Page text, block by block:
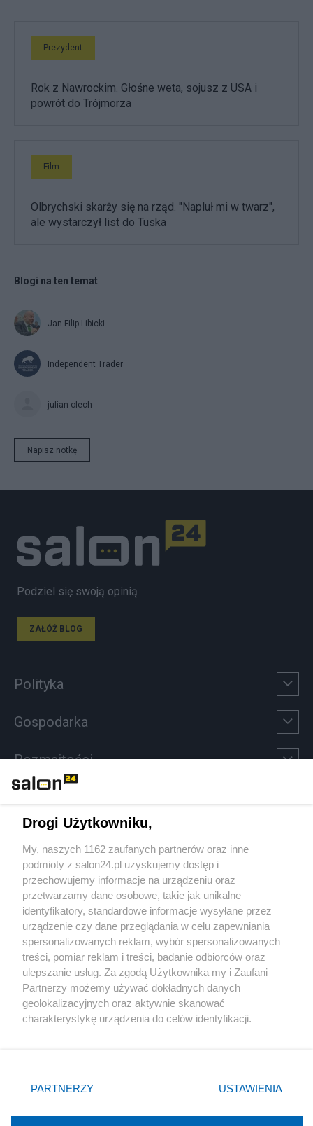
Prezydent
Rok z Nawrockim. Głośne weta, sojusz z USA i
powrót do Trójmorza
Film
Olbrychski skarży się na rząd. "Napluł mi w twarz",
ale wystarczył list do Tuska
Blogi na ten temat
Jan Filip Libicki
Independent Trader
julian olech
Napisz notkę
Podziel się swoją opinią
ZAŁÓŻ BLOG
Polityka
Gospodarka
Rozmaitości
Sport
Społeczeństwo
Kultura
X Facebook Instagram Youtube
Drogi Użytkowniku,
My, naszych 1162 zaufanych partnerów oraz inne
podmioty z salon24.pl uzyskujemy dostęp i
przechowujemy informacje na urządzeniu oraz
przetwarzamy dane osobowe, takie jak unikalne
identyfikatory, standardowe informacje wysyłane przez
urządzenie czy dane przeglądania w celu zapewniania
spersonalizowanych reklam, wybór spersonalizowanych
treści, pomiar reklam i treści, badanie odbiorców oraz
ulepszanie usług. Za zgodą Użytkownika my i Zaufani
Partnerzy możemy używać dokładnych danych
geolokalizacyjnych oraz aktywnie skanować
charakterystykę urządzenia do celów identyfikacji.
zmienić/wycofać klikając przycisk ustawień prywatności
znajdujący się w lewym dolnym rogu strony
rodzaje przetwarzania danych nie wymagają zgody
PARTNERZY USTAWIENIA